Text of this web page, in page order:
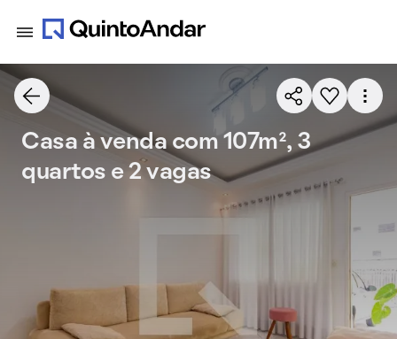
Casa à venda com 107m², 3
quartos e 2 vagas